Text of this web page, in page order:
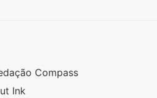
Compass
Ink